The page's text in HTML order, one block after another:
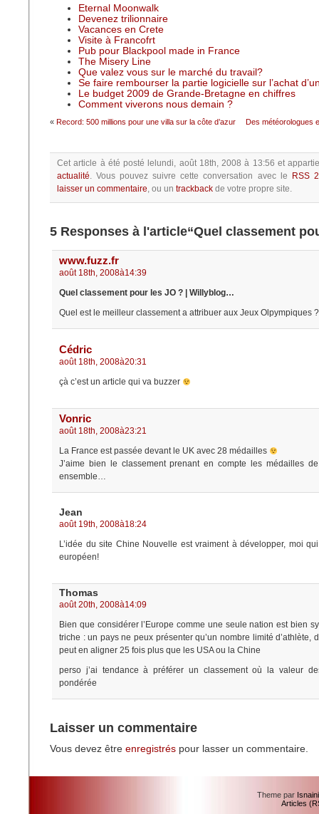
Eternal Moonwalk
Devenez trilionnaire
Vacances en Crete
Visite à Francofrt
Pub pour Blackpool made in France
The Misery Line
Que valez vous sur le marché du travail?
Se faire rembourser la partie logicielle sur l’achat
Le budget 2009 de Grande-Bretagne en chiffres
Comment viverons nous demain ?
« Record: 500 millions pour une villa sur la côte d’azur Des météorologues
Cet article à été posté lelundi, août 18th, 2008 à 13:56 et
actualité.Vous pouvez suivre cette conversation avec le
RSS
laisser un commentaire, ou un trackback de votre propre site.
5 Responses à l'article“Quel classement
www.fuzz.fr
août 18th, 2008à14:39
Quel classement pour les JO ? | Willyblog…
Quel est le meilleur classement a attribuer aux Jeux Olpympiques
Cédric
août 18th, 2008à20:31
çà c’est un article qui va buzzer
Vonric
août 18th, 2008à23:21
La France est passée devant le UK avec 28 médailles
J’aime bien le classement prenant en compte les médailles
ensemble…
Jean
août 19th, 2008à18:24
L’idée du site Chine Nouvelle est vraiment à développer, moi
européen!
Thomas
août 20th, 2008à14:09
Bien que considérer l’Europe comme une seule nation est bien
triche : un pays ne peux présenter qu’un nombre limité d’athlète,
peut en aligner 25 fois plus que les USA ou la Chine
perso j’ai tendance à préférer un classement où la valeur
pondérée
Laisser un commentaire
Vous devez être enregistrés pour lasser un commentaire.
Theme par
Articles